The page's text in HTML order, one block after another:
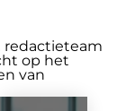
redactieteam
op het
van